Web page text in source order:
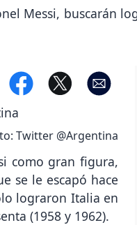
Messi, buscarán
Twitter @Argentina
como gran figura,
se le escapó hace
lograron Italia en
(1958 y 1962).